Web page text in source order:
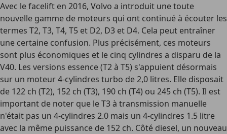
Avec lefacelift en 2016, Volvo a introduit une toute
nouvelle gamme de moteurs qui ont continué à écouter les
termes T2, T3, T4, T5 et D2, D3 et D4. Cela peut entraîner
une certaine confusion. Plus précisément, ces moteurs
sont plus économiques et le cinq cylindres a disparu de la
V40. Les versions essence(T2 à T5) s'appuient désormais
sur un moteur 4-cylindres turbo de 2,0 litres. Elle disposait
de 122 ch (T2), 152 ch (T3), 190 ch (T4) ou 245 ch (T5). Il est
important de noter que le T3 à transmission manuelle
n'était pas un 4-cylindres 2.0 mais un 4-cylindres 1.5 litre
avec la même puissance de 152 ch. Côté diesel, un nouveau